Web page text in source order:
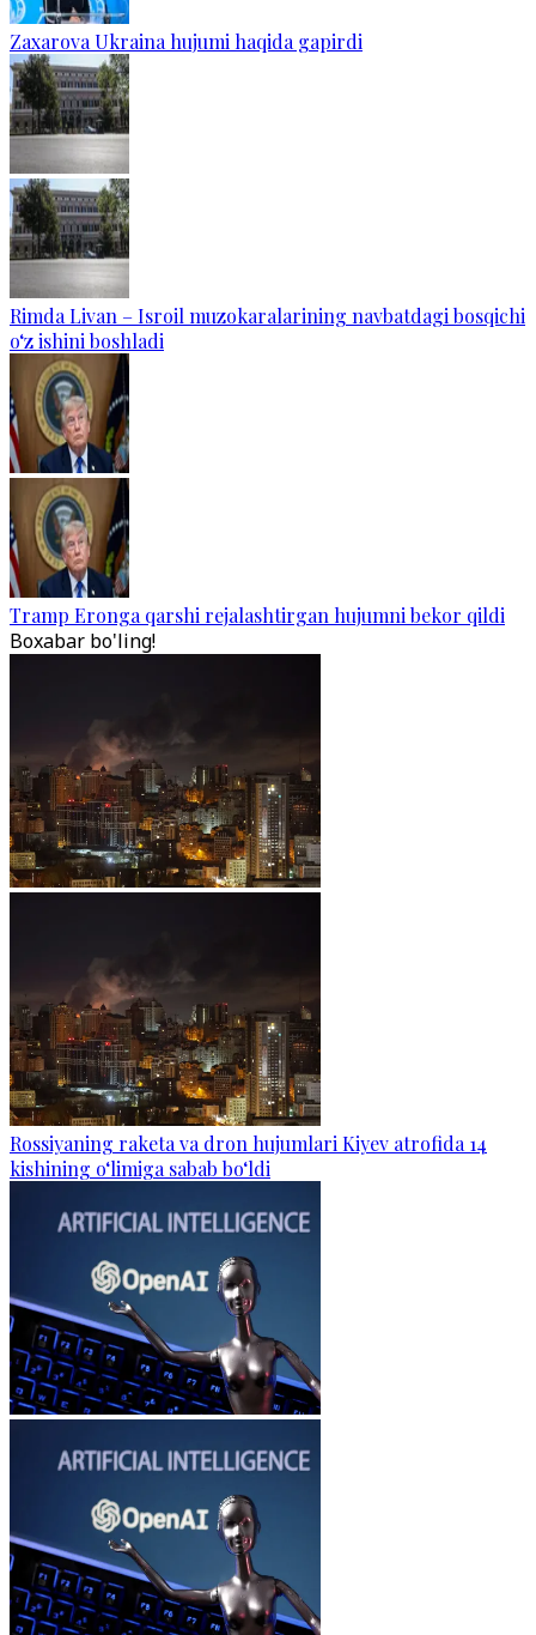
Zaxarova Ukraina hujumi haqida gapirdi
Rimda Livan – Isroil muzokaralarining navbatdagi bosqichi
o‘z ishini boshladi
Tramp Eronga qarshi rejalashtirgan hujumni bekor qildi
Boxabar bo'ling!
Rossiyaning raketa va dron hujumlari Kiyev atrofida 14
kishining o‘limiga sabab bo‘ldi